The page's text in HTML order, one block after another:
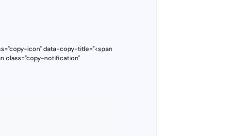
icon" data-copy-title="<span
class="copy-notification"